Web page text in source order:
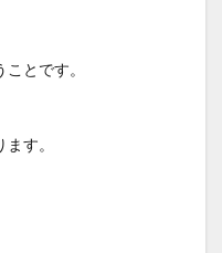
とです。
す。
の闇
公式LINE
失敗
の理念